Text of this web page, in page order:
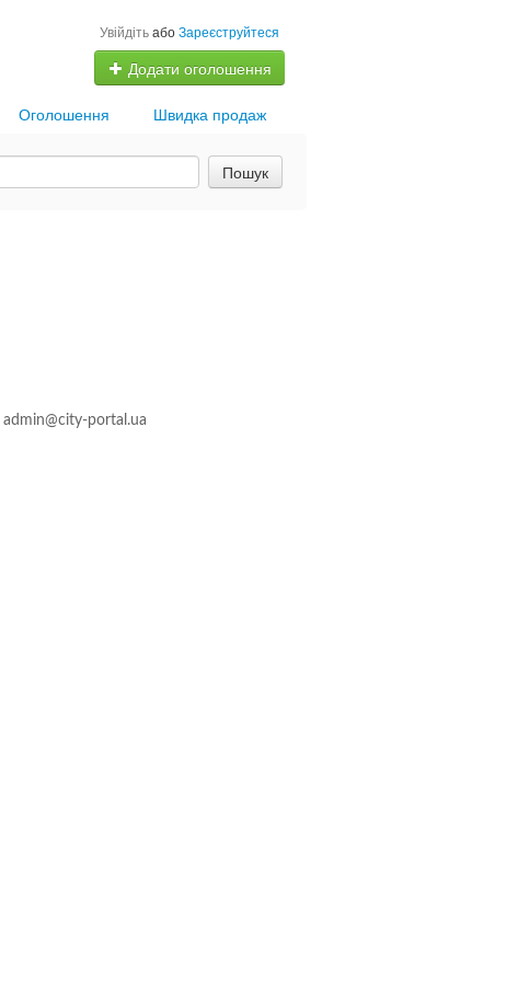
УвійдітьабоЗареєструйтеся
Додати оголошення
Швидка продаж
Оголошення
Пошук
admin@city-portal.ua